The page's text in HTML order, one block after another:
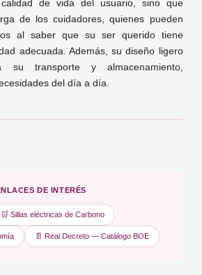
de vida del usuario, sino que
de los cuidadores, quienes pueden
al saber que su ser querido tiene
adecuada. Además, su diseño ligero
su transporte y almacenamiento,
del día a día.
DE INTERÉS
🛒 Sillas eléctricas de Carbono
📄 Real Decreto — Catálogo BOE